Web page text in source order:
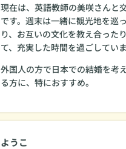
現在は、英語教師の美咲さんと
です。週末は一緒に観光地を巡
り、お互いの文化を教え合った
て、充実した時間を過ごしていま
外国人の方で日本での結婚を考
る方に、特におすすめ。
ようこ